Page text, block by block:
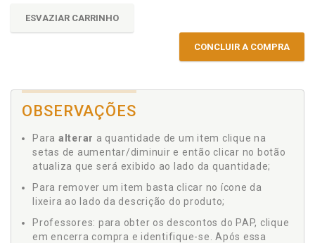
ESVAZIAR CARRINHO
CONCLUIR A COMPRA
OBSERVAÇÕES
Para alterar a quantidade de um item clique na
setas de aumentar/diminuir e então clicar no botão
atualiza que será exibido ao lado da quantidade;
Para remover um item basta clicar no ícone da
lixeira ao lado da descrição do produto;
Professores: para obter os descontos do PAP, clique
em encerra compra e identifique-se. Após essa